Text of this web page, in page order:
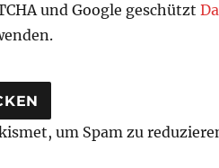
und Google geschützt
um Spam zu